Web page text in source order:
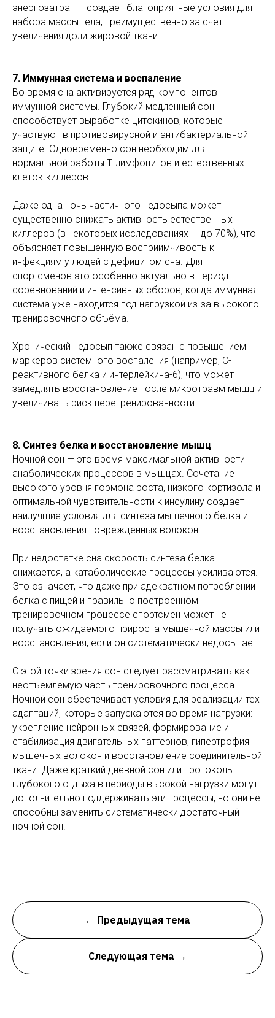
энергозатрат — создаёт благоприятные условия для
набора массы тела, преимущественно за счёт
увеличения доли жировой ткани.
7. Иммунная система и воспаление
Во время сна активируется ряд компонентов
иммунной системы. Глубокий медленный сон
способствует выработке цитокинов, которые
участвуют в противовирусной и антибактериальной
защите. Одновременно сон необходим для
нормальной работы Т-лимфоцитов и естественных
клеток-киллеров.
Даже одна ночь частичного недосыпа может
существенно снижать активность естественных
киллеров (в некоторых исследованиях — до 70%), что
объясняет повышенную восприимчивость к
инфекциям у людей с дефицитом сна. Для
спортсменов это особенно актуально в период
соревнований и интенсивных сборов, когда иммунная
система уже находится под нагрузкой из-за высокого
тренировочного объёма.
Хронический недосып также связан с повышением
маркёров системного воспаления (например, С-
реактивного белка и интерлейкина-6), что может
замедлять восстановление после микротравм мышц и
увеличивать риск перетренированности.
8. Синтез белка и восстановление мышц
Ночной сон — это время максимальной активности
анаболических процессов в мышцах. Сочетание
высокого уровня гормона роста, низкого кортизола и
оптимальной чувствительности к инсулину создаёт
наилучшие условия для синтеза мышечного белка и
восстановления повреждённых волокон.
При недостатке сна скорость синтеза белка
снижается, а катаболические процессы усиливаются.
Это означает, что даже при адекватном потреблении
белка с пищей и правильно построенном
тренировочном процессе спортсмен может не
получать ожидаемого прироста мышечной массы или
восстановления, если он систематически недосыпает.
С этой точки зрения сон следует рассматривать как
неотъемлемую часть тренировочного процесса.
Ночной сон обеспечивает условия для реализации тех
адаптаций, которые запускаются во время нагрузки:
укрепление нейронных связей, формирование и
стабилизация двигательных паттернов, гипертрофия
мышечных волокон и восстановление соединительной
ткани. Даже краткий дневной сон или протоколы
глубокого отдыха в периоды высокой нагрузки могут
дополнительно поддерживать эти процессы, но они не
способны заменить систематически достаточный
ночной сон.
← Предыдущая тема
Следующая тема →